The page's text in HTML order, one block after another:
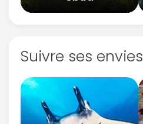
Suivre ses envies